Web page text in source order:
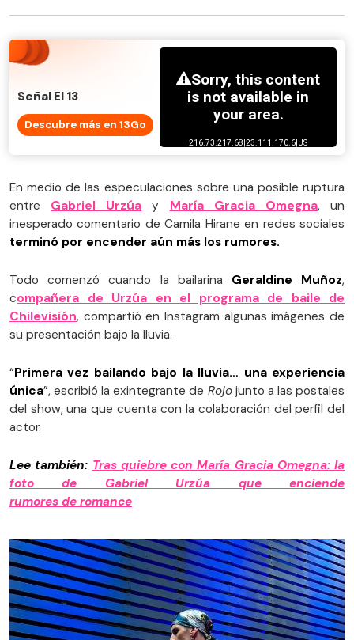
Señal El 13
Descubre más en 13Go
En medio de las especulaciones sobre una posible ruptura
entre Gabriel Urzúa y María Gracia Omegna, un
inesperado comentario de Camila Hirane en redes sociales
terminó por encender aún más los rumores.
Todo comenzó cuando la bailarina Geraldine Muñoz,
compañera de Urzúa en el programa de baile de
Chilevisión, compartió en Instagram algunas imágenes de
su presentación bajo la lluvia.
“Primera vez bailando bajo la lluvia… una experiencia
única”, escribió la exintegrante de Rojojunto a las postales
del show, una que cuenta con la colaboración del perfil del
actor.
Lee también: Tras quiebre con María Gracia Omegna: la
foto de Gabriel Urzúa que enciende
rumores de romance